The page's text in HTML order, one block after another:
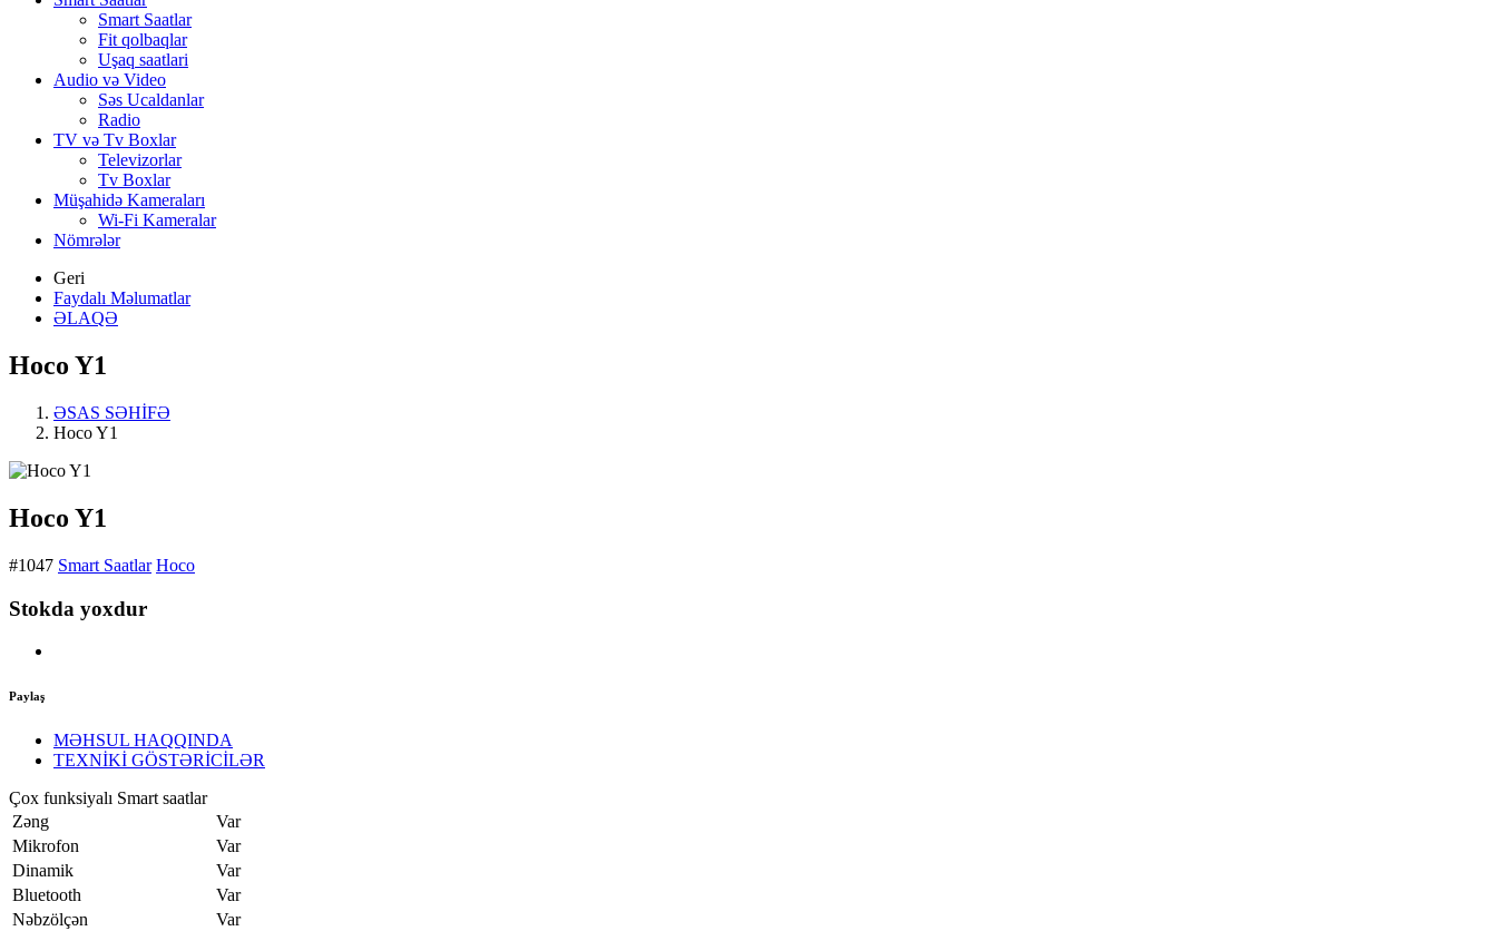
Smart Saatlar
Fit qolbaqlar
Uşaq saatlari
Audio və Video
Səs Ucaldanlar
Radio
TV və Tv Boxlar
Televizorlar
Tv Boxlar
Müşahidə Kameraları
Wi-Fi Kameralar
Nömrələr
Geri
Faydalı Məlumatlar
ƏLAQƏ
Hoco Y1
ƏSAS SƏHİFƏ
Hoco Y1
Hoco Y1
#1047 Smart Saatlar Hoco
Stokda yoxdur
Paylaş
MƏHSUL HAQQINDA
TEXNİKİ GÖSTƏRİCİLƏR
Çox funksiyalı Smart saatlar
Zəng
Var
Mikrofon
Var
Dinamik
Var
Bluetooth
Var
Nəbzölçən
Var